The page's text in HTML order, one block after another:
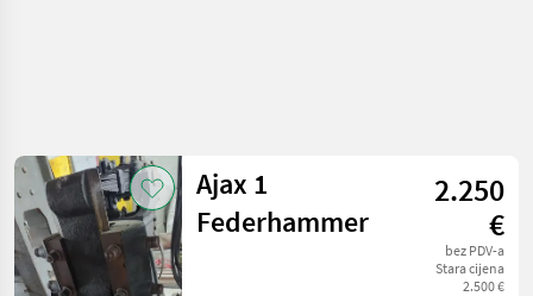
Ajax 1
Federhammer
2.250
€
bez PDV-a
Stara cijena
2.500 €